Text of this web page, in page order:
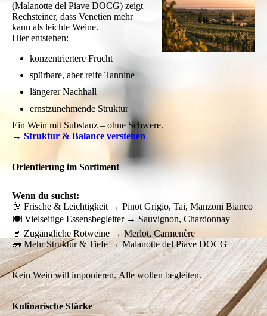
(Malanotte del Piave DOCG) zeigt
Rechsteiner, dass Venetien mehr
kann als leichte Weine.
Hier entstehen:
konzentriertere Frucht
spürbare, aber reife Tannine
längerer Nachhall
ernstzunehmende Struktur
Ein Wein mit Substanz – ohne Schwere.
→ Struktur & Balance verstehen
Orientierung im Sortiment
Wenn du suchst:
🥂 Frische & Leichtigkeit → Pinot Grigio, Tai, Manzoni Bianco
🍽 Vielseitige Essensbegleiter → Sauvignon, Chardonnay
🍷 Zugängliche Rotweine → Merlot, Carmenère
🧱 Mehr Struktur & Tiefe → Malanotte del Piave DOCG
Kein Wein will imponieren.Alle wollen begleiten.
Kulinarische Stärke